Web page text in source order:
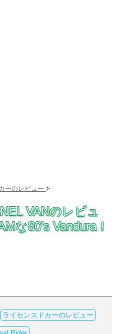
ーのレビュー >
VANのレビュ
な80’s Vandura！
ライセンスドカーのレビュー
Rider